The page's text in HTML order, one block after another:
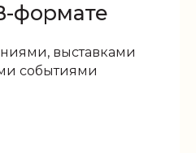
формате
выставками
событиями